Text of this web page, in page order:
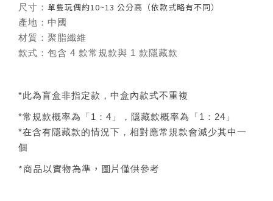
尺寸： 單隻玩偶約10~13 公分高（依款式略有不同）
產地：中國
材質：聚脂纖維
款式：包含 4 款常規款與 1 款隱藏款
*此為盲盒非指定款，中盒內款式不重複
*常規款概率為「1：4」，隱藏款概率為「1：24」
*在含有隱藏款的情況下，相對應常規款會減少其中一
個
*商品以實物為準，圖片僅供參考